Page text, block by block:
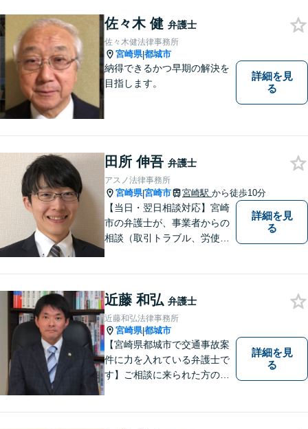
佐々木 健 弁護士
佐々木健法律事務所
宮崎県|都城市
納得できるかつ早期の解決を
目指します。
詳細を見
る
田所 伸吾 弁護士
アスノ法律事務所
宮崎県|宮崎市 宮崎駅 から徒歩10分
【当日・翌日相談対応】宮崎
市の弁護士が、事業者からの
相談（取引トラブル、労使関
受けします。
詳細を見
る
近藤 和弘 弁護士
近藤和弘法律事務所
宮崎県|都城市
【宮崎県都城市で交通事故案
件に力を入れている弁護士で
す】ご相談に来られた方の話
詳細を見
る